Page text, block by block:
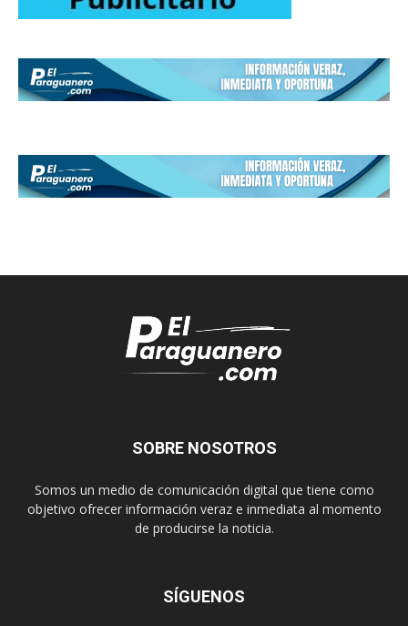
SOBRE NOSOTROS
Somos un medio de comunicación digital que tiene como
objetivo ofrecer información veraz e inmediata al momento
de producirse la noticia.
SÍGUENOS